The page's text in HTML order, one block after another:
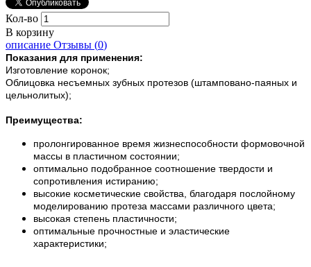
Кол-во
В корзину
описание Отзывы (0)
Показания для применения:
Изготовление коронок;
Облицовка несъемных зубных протезов (штамповано-паяных и
цельнолитых);
Преимущества:
пролонгированное время жизнеспособности формовочной
массы в пластичном состоянии;
оптимально подобранное соотношение твердости и
сопротивления истиранию;
высокие косметические свойства, благодаря послойному
моделированию протеза массами различного цвета;
высокая степень пластичности;
оптимальные прочностные и эластические
характеристики;